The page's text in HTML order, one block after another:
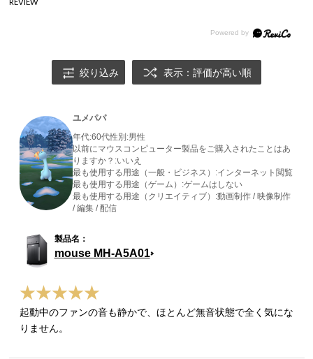
絞り込み 表示：評価が高い順
ユメパパ
年代:60代性別:男性
以前にマウスコンピューター製品をご購入されたことはあ
りますか？:いいえ
最も使用する用途（一般・ビジネス）:インターネット閲覧
最も使用する用途（ゲーム）:ゲームはしない
最も使用する用途（クリエイティブ）:動画制作 / 映像制作
/ 編集 / 配信
mouse MH-A5A01
起動中のファンの音も静かで、ほとんど無音状態で全く気にな
りません。